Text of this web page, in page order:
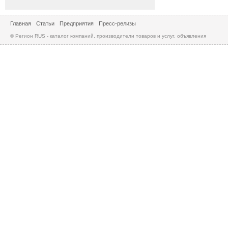
Главная Статьи Предприятия Пресс-релизы
© Регион RUS - каталог компаний, производители товаров и услуг, объявления